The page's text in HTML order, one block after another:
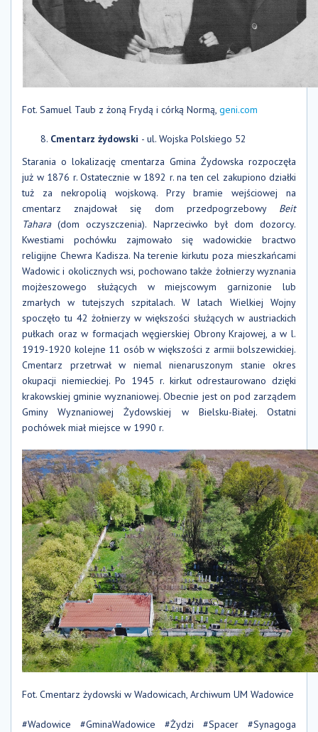
Fot. Samuel Taub z żoną Frydą i córką Normą, geni.com
Cmentarz żydowski - ul. Wojska Polskiego 52
Starania o lokalizację cmentarza Gmina Żydowska rozpoczęła
już w 1876 r. Ostatecznie w 1892 r. na ten cel zakupiono działki
tuż za nekropolią wojskową. Przy bramie wejściowej na
cmentarz znajdował się dom przedpogrzebowy
Beit
Tahara (dom oczyszczenia). Naprzeciwko był dom dozorcy.
Kwestiami pochówku zajmowało się wadowickie bractwo
religijne Chewra Kadisza. Na terenie kirkutu poza mieszkańcami
Wadowic i okolicznych wsi, pochowano także żołnierzy wyznania
mojżeszowego służących w miejscowym garnizonie lub
zmarłych w tutejszych szpitalach. W latach Wielkiej Wojny
spoczęło tu 42 żołnierzy w większości służących w austriackich
pułkach oraz w formacjach węgierskiej Obrony Krajowej, a w l.
1919-1920 kolejne 11 osób w większości z armii bolszewickiej.
Cmentarz przetrwał w niemal nienaruszonym stanie okres
okupacji niemieckiej. Po 1945 r. kirkut odrestaurowano dzięki
krakowskiej gminie wyznaniowej. Obecnie jest on pod zarządem
Gminy Wyznaniowej Żydowskiej w Bielsku-Białej. Ostatni
pochówek miał miejsce w 1990 r.
Fot. Cmentarz żydowski w Wadowicach, Archiwum UM Wadowice
#Wadowice #GminaWadowice #Żydzi #Spacer #Synagoga